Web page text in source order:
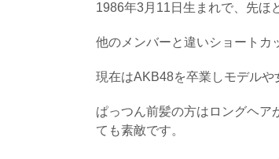
1986年3月11日生まれで、先ほ
他のメンバーと違いショートカ
現在はAKB48を卒業しモデルや
ぱっつん前髪の方はロングヘア
ても素敵です。